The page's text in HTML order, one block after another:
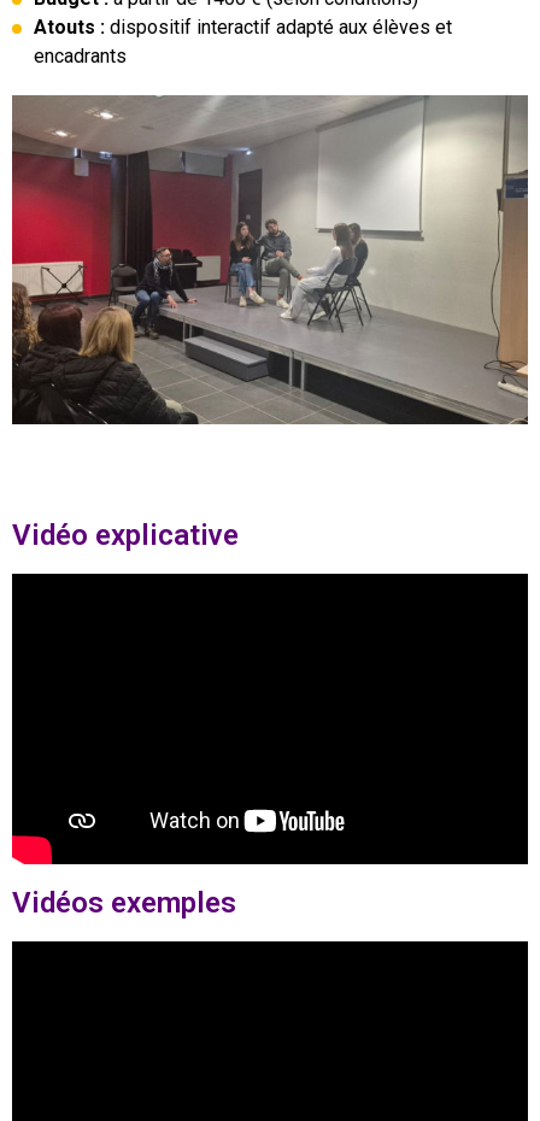
Atouts : dispositif interactif adapté aux élèves et
encadrants
Vidéo explicative
Vidéos exemples